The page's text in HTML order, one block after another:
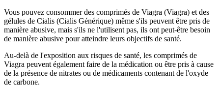
Vous pouvez consommer des comprimés de Viagra (Viagra) et des
gélules de Cialis (Cialis Générique) même s'ils peuvent être pris de
manière abusive, mais s'ils ne l'utilisent pas, ils ont peut-être besoin
de manière abusive pour atteindre leurs objectifs de santé.
Au-delà de l'exposition aux risques de santé, les comprimés de
Viagra peuvent également faire de la médication ou être pris à cause
de la présence de nitrates ou de médicaments contenant de l'oxyde
de carbone.